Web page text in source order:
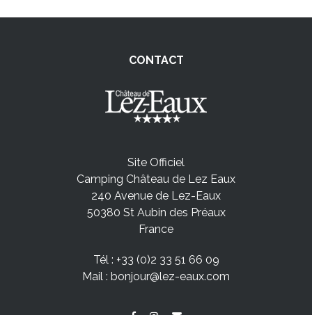
CONTACT
Site Officiel
Camping Château de Lez Eaux
240 Avenue de Lez-Eaux
50380 St Aubin des Préaux
France
Tél : +33 (0)2 33 51 66 09
Mail : bonjour@lez-eaux.com